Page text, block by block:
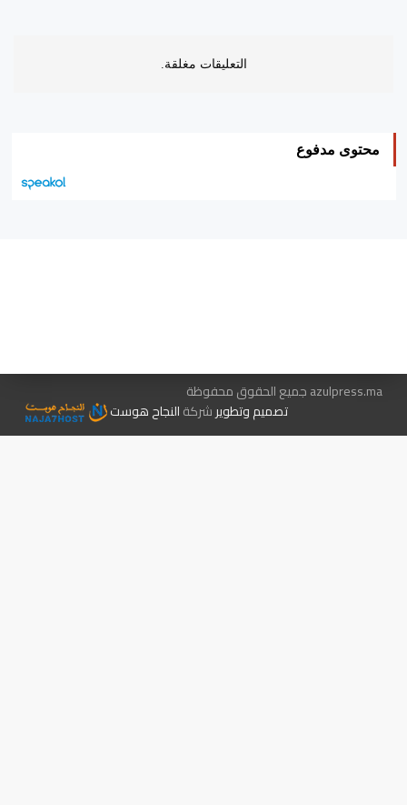
التعليقات مغلقة.
محتوى مدفوع
azulpress.ma جميع الحقوق محفوظة
تصميم وتطويرشركةالنجاح هوست